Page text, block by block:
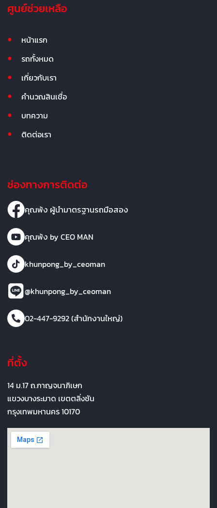
ศูนย์ช่วยเหลือ
หน้าแรก
รถทั้งหมด
เกี่ยวกับเรา
คำนวณสินเชื่อ
บทความ
ติดต่อเรา
ช่องทางการติดต่อ
คุณพ้ง ผู้นำมาตรฐานรถมือสอง
คุณพ้ง by CEO MAN
khunpong_by_ceoman
@khunpong_by_ceoman
02-447-9292 (สำนักงานใหญ่)
ที่ตั้ง
14 ม.17 ถ.กาญจนาภิเษก
แขวงบางระมาด เขตตลิ่งชัน
กรุงเทพมหานคร 10170